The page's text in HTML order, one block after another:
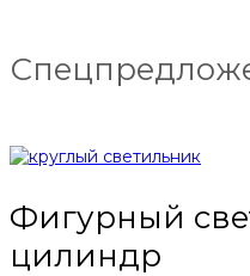
Фигурный
цилиндр